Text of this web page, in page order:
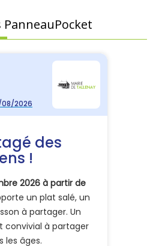
PanneauPocket